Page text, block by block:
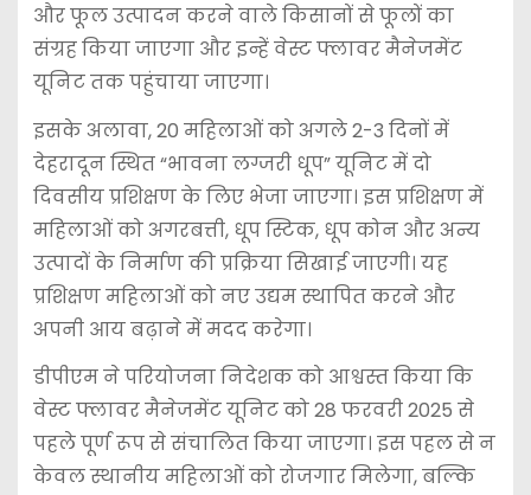
और फूल उत्पादन करने वाले किसानों से फूलों का
संग्रह किया जाएगा और इन्हें वेस्ट फ्लावर मैनेजमेंट
यूनिट तक पहुंचाया जाएगा।
इसके अलावा, 20 महिलाओं को अगले 2-3 दिनों में
देहरादून स्थित “भावना लग्जरी धूप” यूनिट में दो
दिवसीय प्रशिक्षण के लिए भेजा जाएगा। इस प्रशिक्षण में
महिलाओं को अगरबत्ती, धूप स्टिक, धूप कोन और अन्य
उत्पादों के निर्माण की प्रक्रिया सिखाई जाएगी। यह
प्रशिक्षण महिलाओं को नए उद्यम स्थापित करने और
अपनी आय बढ़ाने में मदद करेगा।
डीपीएम ने परियोजना निदेशक को आश्वस्त किया कि
वेस्ट फ्लावर मैनेजमेंट यूनिट को 28 फरवरी 2025 से
पहले पूर्ण रूप से संचालित किया जाएगा। इस पहल से न
केवल स्थानीय महिलाओं को रोजगार मिलेगा, बल्कि